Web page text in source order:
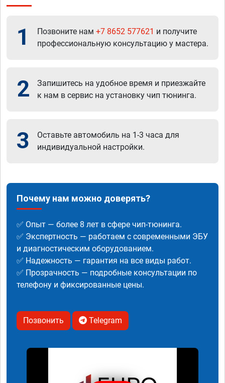
1 Позвоните нам +7 8652 577621 и получите
профессиональную консультацию у мастера.
2
Запишитесь на удобное время и приезжайте
к нам в сервис на установку чип тюнинга.
3
Оставьте автомобиль на 1-3 часа для
индивидуальной настройки.
Почему нам можно доверять?
✅ Опыт — более 8 лет в сфере чип-тюнинга.
✅ Экспертность — работаем с современными ЭБУ
и диагностическим оборудованием.
✅ Надежность — гарантия на все виды работ.
✅ Прозрачность — подробные консультации по
телефону и фиксированные цены.
Позвонить Telegram